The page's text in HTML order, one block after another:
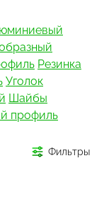
Резинка
Уголок
Шайбы
профиль
Фильтры